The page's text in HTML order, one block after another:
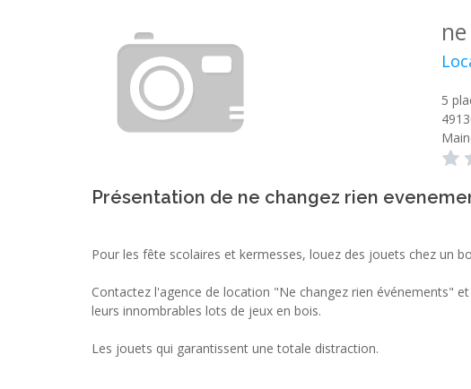
5
Présentation de ne changez rien
Pour les fête scolaires et kermesses, louez des jouets chez un
Contactez l'agence de location "Ne changez rien événements"
leurs innombrables lots de jeux en bois.
Les jouets qui garantissent une totale distraction.